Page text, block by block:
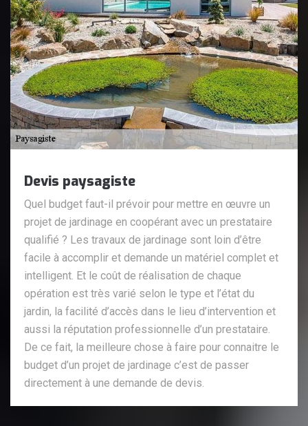
Devis paysagiste
Quel budget faut-il prévoir pour mettre en œuvre un
projet de jardinage en coopérant avec un prestataire
qualifié ? Les travaux de jardinage sont loin d’être
facile à accomplir et demande un matériel complet et
intelligent. Et le coût de réalisation de chaque
opération est très varié selon le type et l’état du
jardin, la facilité d’accès dans le lieu d’intervention et
aussi la réputation professionnelle d’un prestataire.
De ce fait, la meilleure chose à faire pour connaitre le
budget d’un projet de jardinage c’est de passer
directement à une demande de devis.